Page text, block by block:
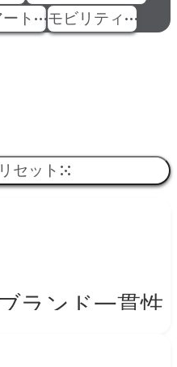
ート モビリティ
セット
ランド一貫性